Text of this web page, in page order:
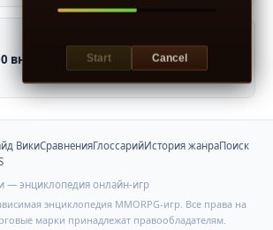
вновь доступен! Приятной игры
ВикиСравненияГлоссарийИстория жанраПоиск
энциклопедия онлайн-игр
энциклопедия MMORPG-игр. Все права на
марки принадлежат правообладателям.
Start Cancel